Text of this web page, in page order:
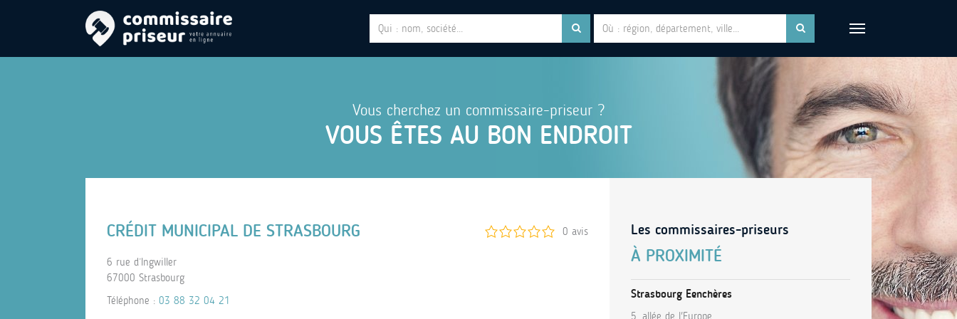
Vous cherchez un commissaire-priseur ?
VOUS ÊTES AU BON ENDROIT
0 avis
CRÉDIT MUNICIPAL DE STRASBOURG
6 rue d’Ingwiller
67000 Strasbourg
Téléphone : 03 88 32 04 21
Les commissaires-priseurs
À PROXIMITÉ
Strasbourg Eenchères
5, allée de l'Europe